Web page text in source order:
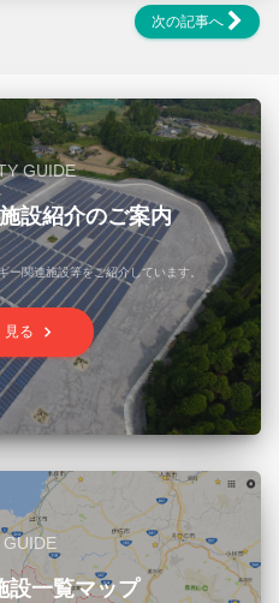
次の記事へ
GUIDE
設紹介のご案内
ー関連施設等をご紹介しています。
見る keyboard_arrow_right
GUIDE
設一覧マップ